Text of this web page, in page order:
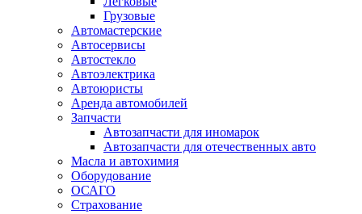
Грузовые
Автомастерские
Автосервисы
Автостекло
Автоэлектрика
Автоюристы
Аренда автомобилей
Запчасти
Автозапчасти для иномарок
Автозапчасти для отечественных авто
Масла и автохимия
Оборудование
ОСАГО
Страхование